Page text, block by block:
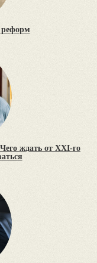
реформ
ждать от XXI-го